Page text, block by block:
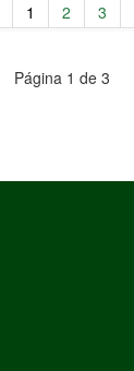
1 2 3
Página 1 de 3